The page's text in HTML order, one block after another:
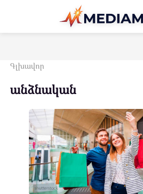
Перейти
контенту
Գլխավոր
անձնական